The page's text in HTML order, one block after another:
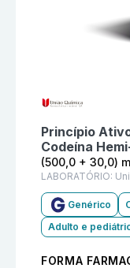
Princípio
Codeína
(500,0 + 30,0)
LABORATÓRIO:
Genérico
Adulto e
FORMA